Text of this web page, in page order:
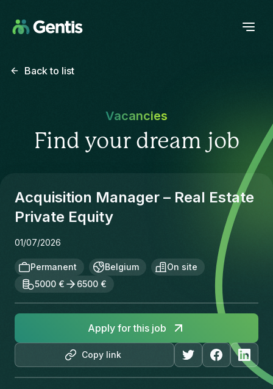
Back to list
Vacancies
Find your dream job
Acquisition Manager – Real Estate
Private Equity
01/07/2026
Permanent Belgium
On site
5000 €
6500 €
Copy link
Apply for this job